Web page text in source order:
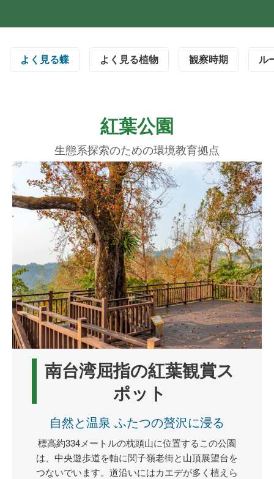
よく見る蝶 よく見る植物 観察時期 ル
紅葉公園
生態系探索のための環境教育拠点
南台湾屈指の紅葉観賞ス
ポット
自然と温泉 ふたつの贅沢に浸る
標高約334メートルの枕頭山に位置するこの公園
は、中央遊歩道を軸に関子嶺老街と山頂展望台を
つないでいます。道沿いにはカエデが多く植えら